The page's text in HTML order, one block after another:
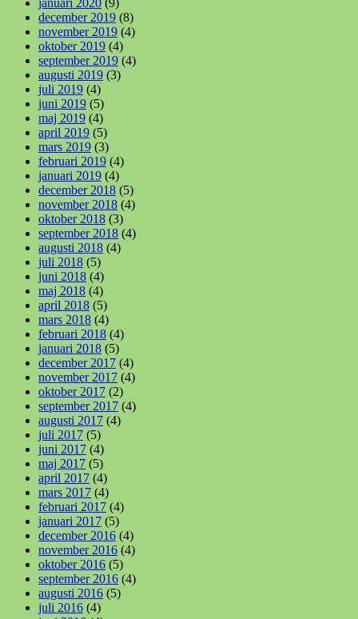
december 2019 (8)
november 2019 (4)
oktober 2019 (4)
september 2019 (4)
augusti 2019 (3)
juli 2019 (4)
juni 2019 (5)
maj 2019 (4)
april 2019 (5)
mars 2019 (3)
februari 2019 (4)
januari 2019 (4)
december 2018 (5)
november 2018 (4)
oktober 2018 (3)
september 2018 (4)
augusti 2018 (4)
juli 2018 (5)
juni 2018 (4)
maj 2018 (4)
april 2018 (5)
mars 2018 (4)
februari 2018 (4)
januari 2018 (5)
december 2017 (4)
november 2017 (4)
oktober 2017 (2)
september 2017 (4)
augusti 2017 (4)
juli 2017 (5)
juni 2017 (4)
maj 2017 (5)
april 2017 (4)
mars 2017 (4)
februari 2017 (4)
januari 2017 (5)
december 2016 (4)
november 2016 (4)
oktober 2016 (5)
september 2016 (4)
augusti 2016 (5)
juli 2016 (4)